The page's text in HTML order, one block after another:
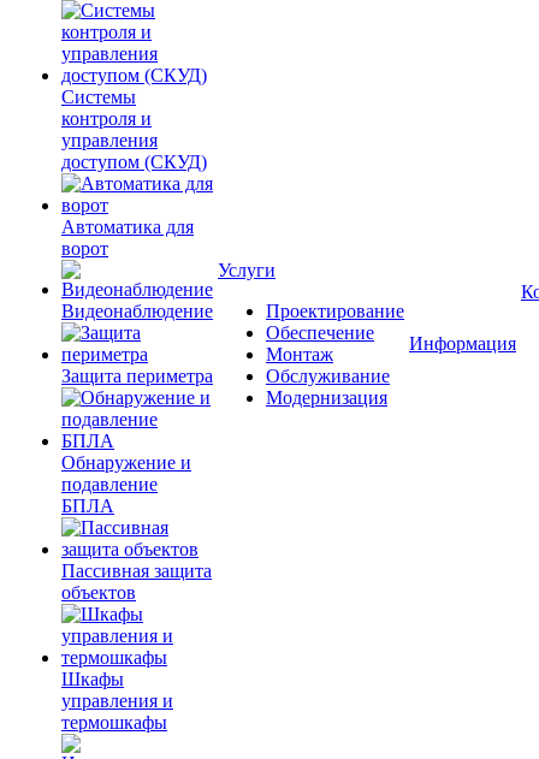
Системы
контроля и
управления
доступом (СКУД)
Автоматика для
ворот
Видеонаблюдение
Защита периметра
Обнаружение и
подавление
БПЛА
Пассивная защита
объектов
Шкафы
управления и
термошкафы
Услуги
Проектирование
Обеспечение
Монтаж
Обслуживание
Модернизация
Информация